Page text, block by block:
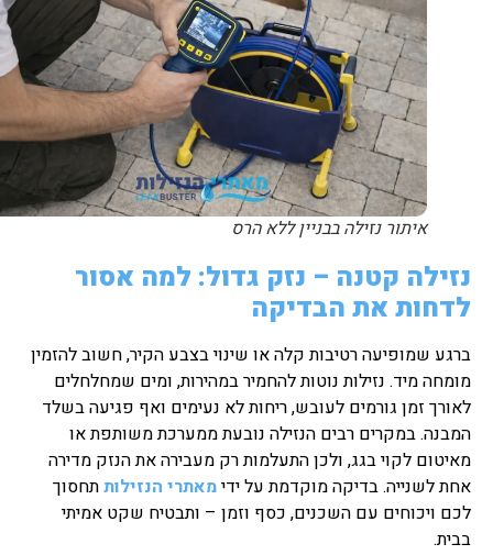
איתור נזילה בבניין ללא הרס
נזילה קטנה – נזק גדול: למה אסור
לדחות את הבדיקה
ברגע שמופיעה רטיבות קלה או שינוי בצבע הקיר, חשוב להזמין
מומחה מיד. נזילות נוטות להחמיר במהירות, ומים שמחלחלים
לאורך זמן גורמים לעובש, ריחות לא נעימים ואף פגיעה בשלד
המבנה. במקרים רבים הנזילה נובעת ממערכת משותפת או
מאיטום לקוי בגג, ולכן התעלמות רק מעבירה את הנזק מדירה
אחת לשנייה. בדיקה מוקדמת על ידימאתרי הנזילותתחסוך
לכם ויכוחים עם השכנים, כסף וזמן – ותבטיח שקט אמיתי
בבית.